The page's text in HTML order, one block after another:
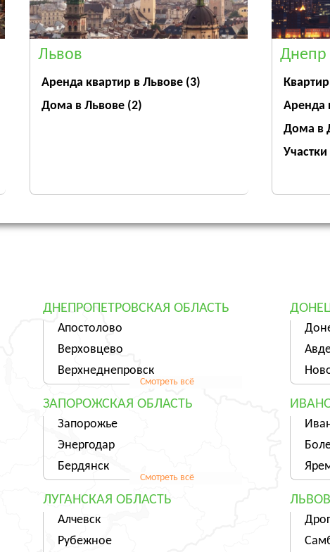
Львов
Аренда квартир в Львове (3)
Дома в Львове (2)
Днепр
Аренда
Дома в
ДНЕПРОПЕТРОВСКАЯ ОБЛАСТЬ
Апостолово
Верховцево
Верхнеднепровск
Смотреть всё
ЗАПОРОЖСКАЯ ОБЛАСТЬ
Запорожье
Энергодар
Бердянск
Смотреть всё
ЛУГАНСКАЯ ОБЛАСТЬ
Алчевск
Рубежное